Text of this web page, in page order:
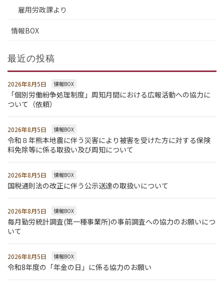
雇用労政課より
情報BOX
最近の投稿
2026年8月5日 情報BOX
「個別労働紛争処理制度」周知月間における広報活動への協力に
ついて（依頼）
2026年8月5日 情報BOX
令和８年熊本地震に伴う災害により被害を受けた方に対する保険
料免除等に係る取扱い及び周知について
2026年8月5日 情報BOX
国税通則法の改正に伴う公示送達の取扱いについて
2026年8月5日 情報BOX
毎月勤労統計調査(第一種事業所)の事前調査への協力のお願いにつ
いて
2026年8月5日 情報BOX
令和8年度の「年金の日」に係る協力のお願い